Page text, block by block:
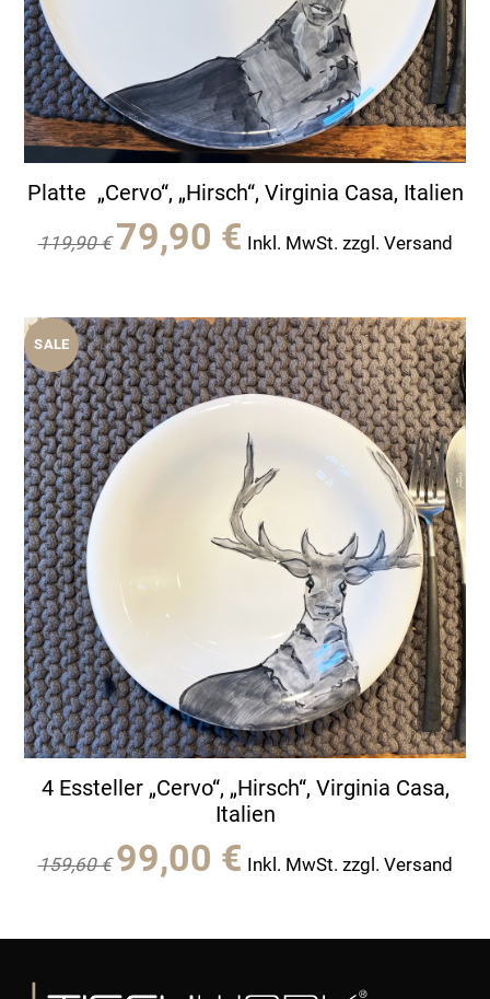
Platte „Cervo“, „Hirsch“, Virginia Casa, Italien
119,90€
Ursprünglicher
Preis
79,90 € Preis
Inkl. MwSt. zzgl. Versand
SALE
4 Essteller „Cervo“, „Hirsch“, Virginia Casa,
Italien
159,60€
Ursprünglicher
Preis
99,00 € Preis
Inkl. MwSt. zzgl. Versand